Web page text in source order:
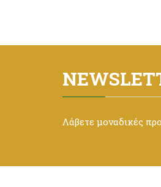
Λάβετε μοναδικές